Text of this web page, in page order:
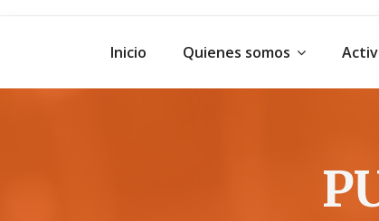
Inicio Quienes somos